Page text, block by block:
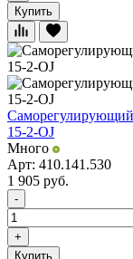
Купить
15-2-OJ
Много
Арт: 410.141.530
1 905 руб.
-
+
Купить